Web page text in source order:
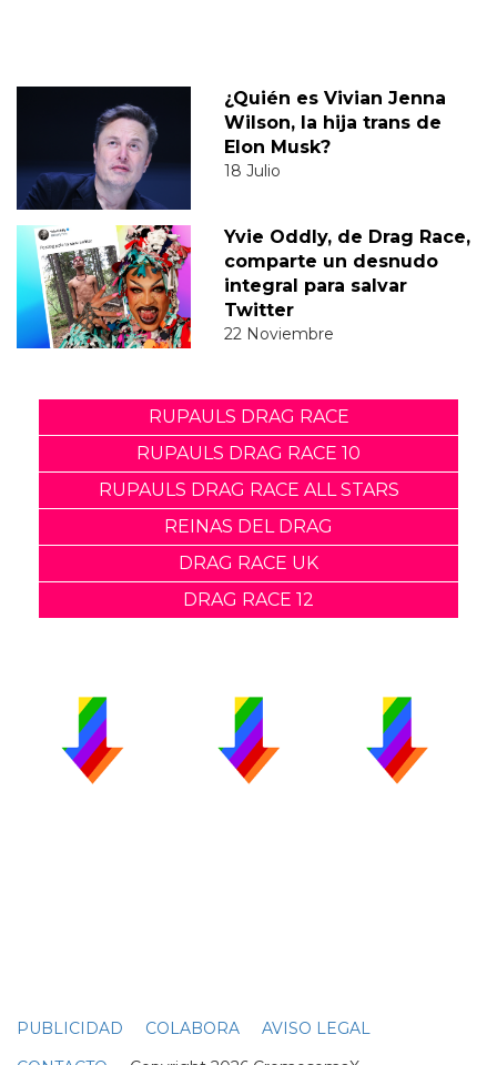
¿Quién es Vivian Jenna
Wilson, la hija trans de
Elon Musk?
18 Julio
Yvie Oddly, de Drag Race,
comparte un desnudo
integral para salvar
Twitter
22 Noviembre
RUPAULS DRAG RACE
RUPAULS DRAG RACE 10
RUPAULS DRAG RACE ALL STARS
REINAS DEL DRAG
DRAG RACE UK
DRAG RACE 12
PUBLICIDAD COLABORA
AVISO LEGAL